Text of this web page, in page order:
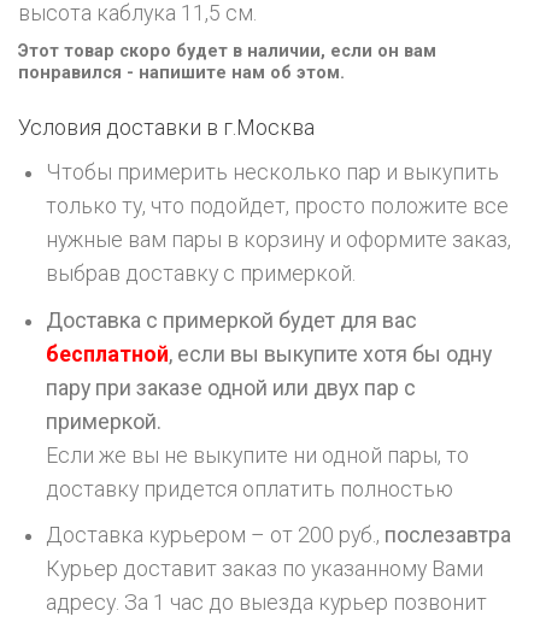
высота каблука 11,5 см.
Этот товар скоро будет в наличии, если он вам
понравился - напишите нам об этом.
Условия доставки в г. Москва
Чтобы примерить несколько пар и выкупить
только ту, что подойдет, просто положите все
нужные вам пары в корзину и оформите заказ,
выбрав доставку с примеркой.
Доставка с примеркой будет для вас
бесплатной, если вы выкупите хотя бы одну
пару при заказе одной или двух пар с
примеркой.
Если же вы не выкупите ни одной пары, то
доставку придется оплатить полностью
Доставка курьером – от 200 руб., послезавтра
Курьер доставит заказ по указанному Вами
адресу. За 1 час до выезда курьер позвонит